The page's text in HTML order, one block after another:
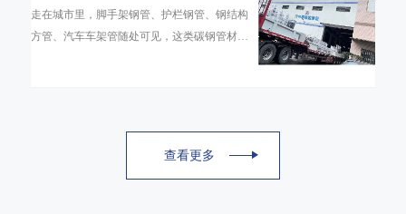
走在城市里，脚手架钢管、护栏钢管、钢结构
方管、汽车车架管随处可见，这类碳钢管材绝
查看更多